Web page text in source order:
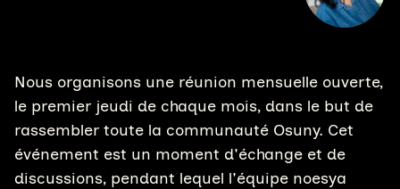
Nous organisons une réunion mensuelle ouverte,
le premier jeudi de chaque mois, dans le but de
rassembler toute la communauté Osuny. Cet
événement est un moment d'échange et de
discussions, pendant lequel l'équipe noesya